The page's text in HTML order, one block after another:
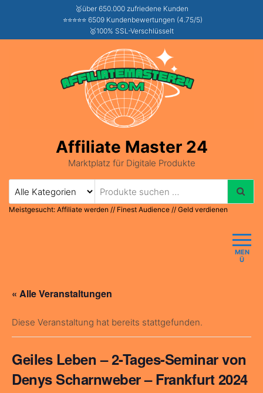
🥇über 650.000 zufriedene Kunden
⭐⭐⭐⭐⭐ 6509 Kundenbewertungen (4.75/5)
🥇100% SSL-Verschlüsselt
Affiliate Master 24
Marktplatz für Digitale Produkte
Meistgesucht: Affiliate werden // Finest Audience // Geld verdienen
MEN
Ü
« Alle Veranstaltungen
Diese Veranstaltung hat bereits stattgefunden.
Geiles Leben – 2-Tages-Seminar von
Denys Scharnweber – Frankfurt 2024